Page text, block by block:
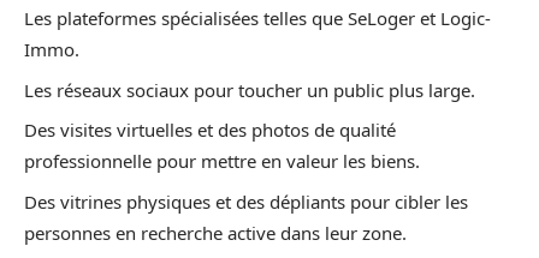
Les plateformes spécialisées telles que SeLoger et Logic-
Immo.
Les réseaux sociaux pour toucher un public plus large.
Des visites virtuelles et des photos de qualité
professionnelle pour mettre en valeur les biens.
Des vitrines physiques et des dépliants pour cibler les
personnes en recherche active dans leur zone.